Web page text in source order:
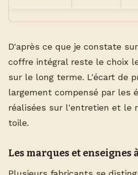
D'après ce que je constate
coffre intégral reste le choix
sur le long terme. L'écart de
largement compensé par les
réalisées sur l'entretien et le
toile.
Les marques et enseignes